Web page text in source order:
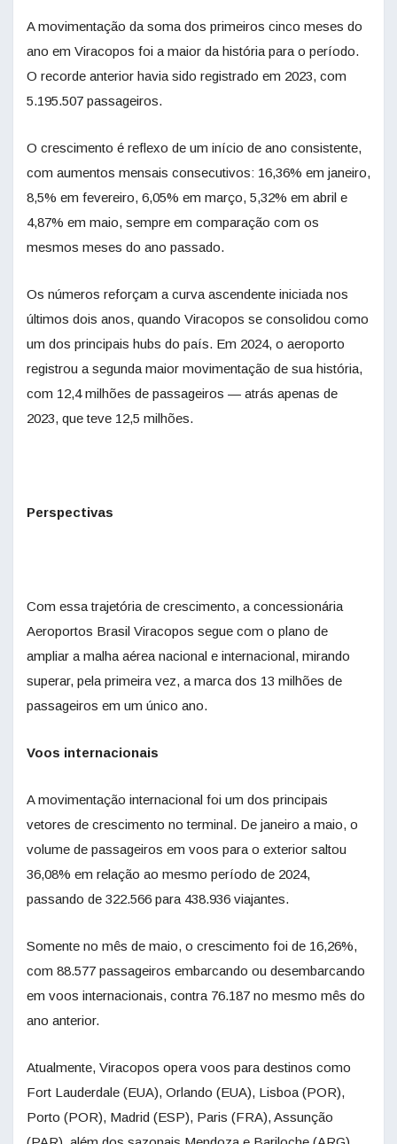
A movimentação da soma dos primeiros cinco meses do
ano em Viracopos foi a maior da história para o período.
O recorde anterior havia sido registrado em 2023, com
5.195.507 passageiros.
O crescimento é reflexo de um início de ano consistente,
com aumentos mensais consecutivos: 16,36% em janeiro,
8,5% em fevereiro, 6,05% em março, 5,32% em abril e
4,87% em maio, sempre em comparação com os
mesmos meses do ano passado.
Os números reforçam a curva ascendente iniciada nos
últimos dois anos, quando Viracopos se consolidou como
um dos principais hubs do país. Em 2024, o aeroporto
registrou a segunda maior movimentação de sua história,
com 12,4 milhões de passageiros — atrás apenas de
2023, que teve 12,5 milhões.
Perspectivas
Com essa trajetória de crescimento, a concessionária
Aeroportos Brasil Viracopos segue com o plano de
ampliar a malha aérea nacional e internacional, mirando
superar, pela primeira vez, a marca dos 13 milhões de
passageiros em um único ano.
Voos internacionais
A movimentação internacional foi um dos principais
vetores de crescimento no terminal. De janeiro a maio, o
volume de passageiros em voos para o exterior saltou
36,08% em relação ao mesmo período de 2024,
passando de 322.566 para 438.936 viajantes.
Somente no mês de maio, o crescimento foi de 16,26%,
com 88.577 passageiros embarcando ou desembarcando
em voos internacionais, contra 76.187 no mesmo mês do
ano anterior.
Atualmente, Viracopos opera voos para destinos como
Fort Lauderdale (EUA), Orlando (EUA), Lisboa (POR),
Porto (POR), Madrid (ESP), Paris (FRA), Assunção